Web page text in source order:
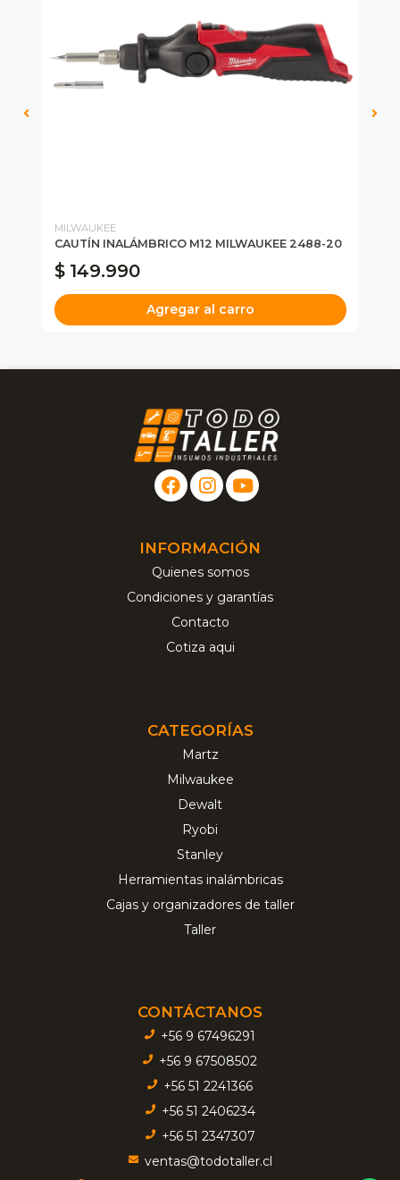
MILWAUKEE
CAUTÍN INALÁMBRICO M12 MILWAUKEE 2488-20
$ 149.990
Agregar al carro
INFORMACIÓN
Quienes somos
Condiciones y garantías
Contacto
Cotiza aqui
CATEGORÍAS
Martz
Milwaukee
Dewalt
Ryobi
Stanley
Herramientas inalámbricas
Cajas y organizadores de taller
Taller
CONTÁCTANOS
+56 9 67496291
+56 9 67508502
+56 51 2241366
+56 51 2406234
+56 51 2347307
ventas@todotaller.cl